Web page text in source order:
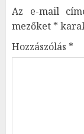
Az e-mail
mezőket *
Hozzászólás *